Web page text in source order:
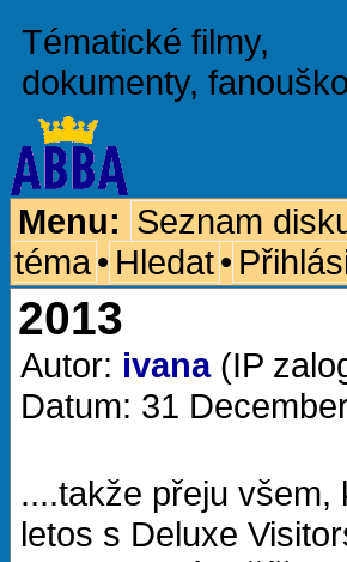
Tématické filmy,
dokumenty,
Menu: Seznam
téma• Hledat•
2013
Autor: ivana(IP
Datum: 31
....takže přeju všem,
letos s Deluxe